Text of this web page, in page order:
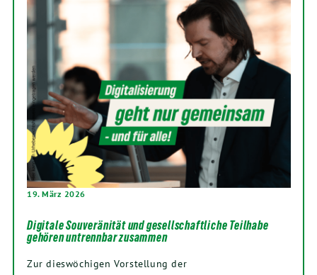
19. März 2026
Digitale Souveränität und gesellschaftliche Teilhabe
gehören untrennbar zusammen
Zur dieswöchigen Vorstellung der